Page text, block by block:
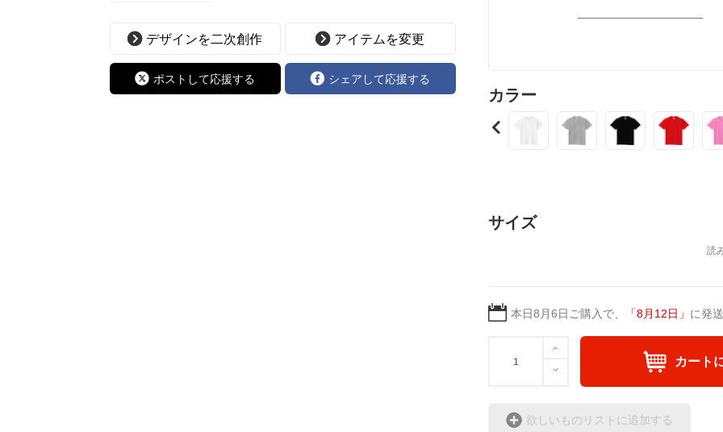
デザインを二次創作 アイテムを変更
ポストして応援する シェアして応援する
カラー
サイズ
本日8月6日 ご購入で、 「8月12日 」 に発
カート
欲しいものリストに追加する